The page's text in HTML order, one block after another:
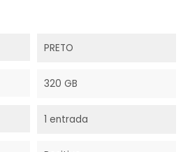
PRETO
320 GB
1 entrada